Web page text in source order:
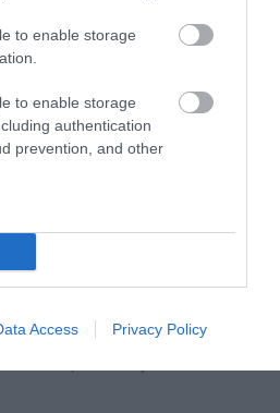
to enable storage
to enable storage
authentication
prevention, and other
Access Privacy Policy
Στα ρηχά
Διαθέσιμο